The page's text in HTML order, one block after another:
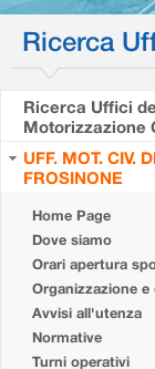
Ricerca
Ricerca Uffici
Motorizzazione
UFF. MOT. CIV.
FROSINONE
Home Page
Dove siamo
Orari apertura
Organizzazione
Avvisi all'utenza
Normative
Turni operativi